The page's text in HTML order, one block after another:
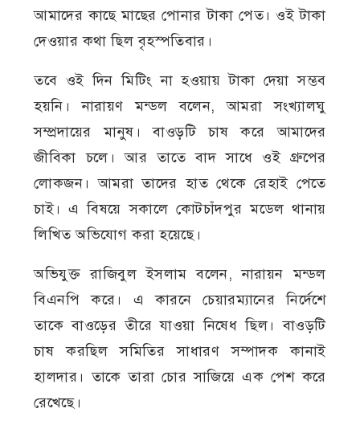
আমাদের কাছে মাছের পোনার টাকা পেত। ওই টাকা
দেওয়ার কথা ছিল বৃহস্পতিবার।
তবে ওই দিন মিটিং না হওয়ায় টাকা দেয়া সম্ভব
হয়নি। নারায়ণ মন্ডল বলেন, আমরা সংখ্যালঘু
সম্প্রদায়ের মানুষ। বাওড়টি চাষ করে আমাদের
জীবিকা চলে। আর তাতে বাদ সাধে ওই গ্রুপের
লোকজন। আমরা তাদের হাত থেকে রেহাই পেতে
চাই। এ বিষয়ে সকালে কোটচাঁদপুর মডেল থানায়
লিখিত অভিযোগ করা হয়েছে।
অভিযুক্ত রাজিবুল ইসলাম বলেন, নারায়ন মন্ডল
বিএনপি করে। এ কারনে চেয়ারম্যানের নির্দেশে
তাকে বাওড়ের তীরে যাওয়া নিষেধ ছিল। বাওড়টি
চাষ করছিল সমিতির সাধারণ সম্পাদক কানাই
হালদার। তাকে তারা চোর সাজিয়ে এক পেশ করে
রেখেছে।